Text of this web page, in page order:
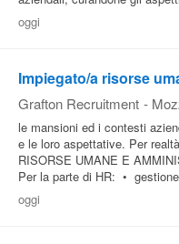
oggi
Impiegato/a risorse
Grafton Recruitment -
le mansioni ed i contesti
e le loro aspettative. Per
RISORSE UMANE E
Per la parte di HR: •
oggi